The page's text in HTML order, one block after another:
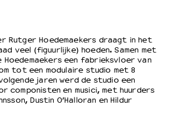
Rutger Hoedemaekers draagt in het
veel (figuurlijke) hoeden. Samen met
Hoedemaekers een fabrieksvloer van
tot een modulaire studio met 8
jaren werd de studio een
componisten en musici, met huurders
Dustin O’Halloran en Hildur